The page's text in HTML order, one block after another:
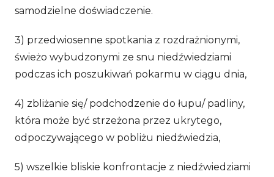
samodzielne doświadczenie.
3) przedwiosenne spotkania z rozdrażnionymi,
świeżo wybudzonymi ze snu niedźwiedziami
podczas ich poszukiwań pokarmu w ciągu dnia,
4) zbliżanie się/ podchodzenie do łupu/ padliny,
która może być strzeżona przez ukrytego,
odpoczywającego w pobliżu niedźwiedzia,
5) wszelkie bliskie konfrontacje z niedźwiedziami